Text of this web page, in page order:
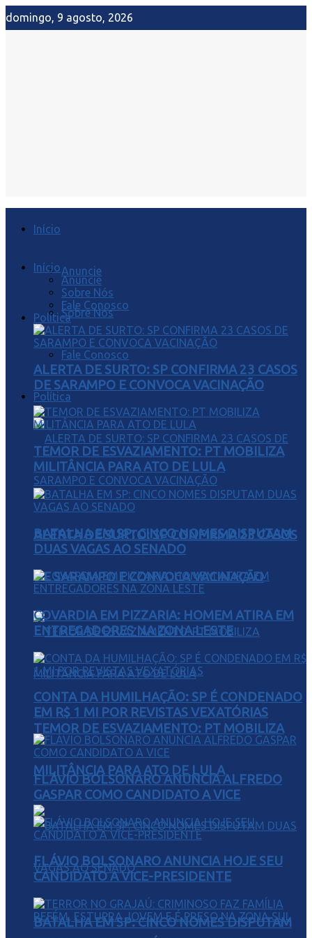
domingo, 9 agosto, 2026
Início
Anuncie
Sobre Nós
Fale Conosco
Política
ALERTA DE SURTO: SP CONFIRMA 23 CASOS
DE SARAMPO E CONVOCA VACINAÇÃO
TEMOR DE ESVAZIAMENTO: PT MOBILIZA
MILITÂNCIA PARA ATO DE LULA
BATALHA EM SP: CINCO NOMES DISPUTAM
Início
Anuncie
Sobre Nós
Fale Conosco
Política
ALERTA DE SURTO: SP CONFIRMA 23 CASOS
DE SARAMPO E CONVOCA VACINAÇÃO
TEMOR DE ESVAZIAMENTO: PT MOBILIZA
MILITÂNCIA PARA ATO DE LULA
BATALHA EM SP: CINCO NOMES DISPUTAM
DUAS VAGAS AO SENADO
COVARDIA EM PIZZARIA: HOMEM ATIRA EM
ENTREGADORES NA ZONA LESTE
CONTA DA HUMILHAÇÃO: SP É CONDENADO
EM R$ 1 MI POR REVISTAS VEXATÓRIAS
FLÁVIO BOLSONARO ANUNCIA ALFREDO
GASPAR COMO CANDIDATO A VICE
FLÁVIO BOLSONARO ANUNCIA HOJE SEU
CANDIDATO A VICE-PRESIDENTE